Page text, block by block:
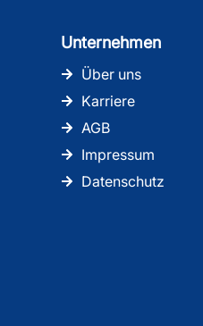
Unternehmen
Über uns
Karriere
AGB
Impressum
Datenschutz